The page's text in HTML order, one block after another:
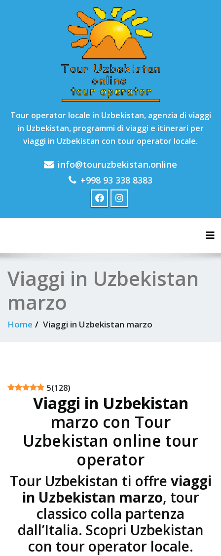
Tour operator locale in Uzbekistan, agenzia di viaggi
in Uzbekistan, programmi di viaggi e itinerari per
viaggi in Uzbekistan con tour operator locale.
info@touruzbekistan.online
+998 93 338 8383
Viaggi in Uzbekistan
marzo
Home Viaggi in Uzbekistan marzo
5(128)
Viaggi in Uzbekistan
marzo con Tour
Uzbekistan online tour
operator
Tour Uzbekistan ti offre viaggi
in Uzbekistan marzo, tour
classico colla partenza
dall’Italia. Scopri Uzbekistan
con tour operator locale.